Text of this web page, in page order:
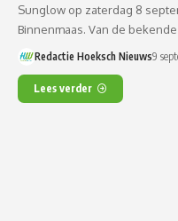
Sunglow op zaterdag 8
Binnenmaas. Van de
Redactie Hoeksch Nieuws9
Lees verder